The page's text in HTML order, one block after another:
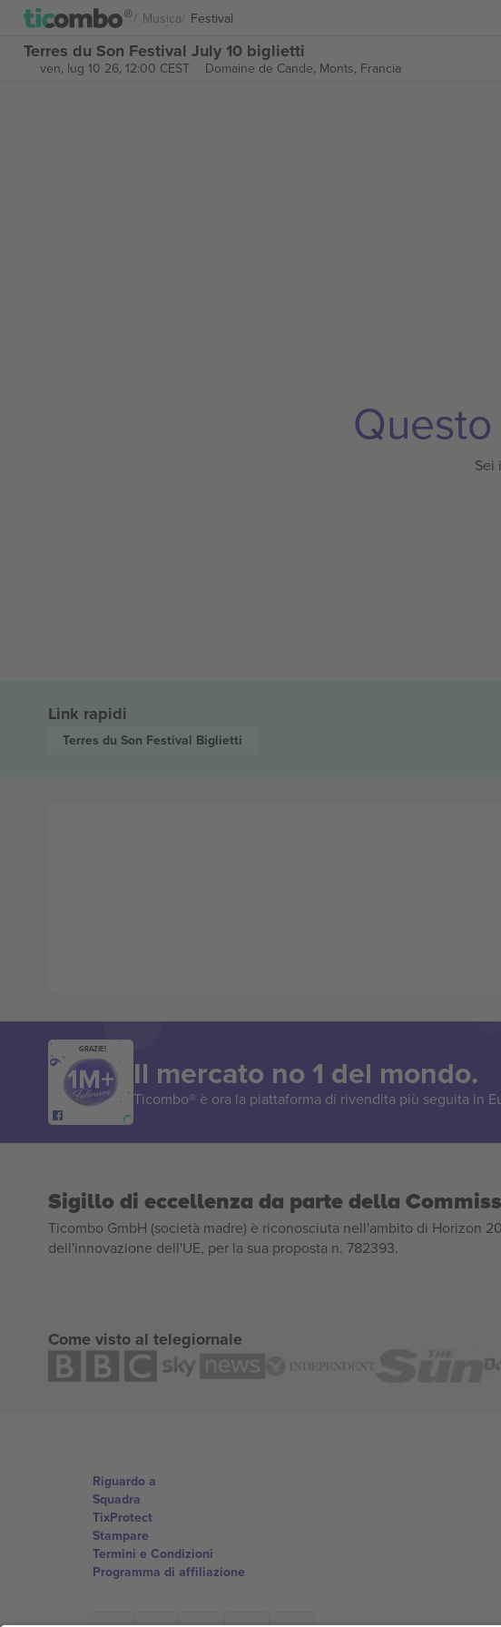
Musica Festival
Terres du Son Festival July 10 biglietti
ven, lug 10 26, 12:00 CEST Domaine de Cande, Monts, Francia
Sei
Link rapidi
Terres du Son Festival Biglietti
GRAZIE!
Il mercato no 1 del mondo.
Ticombo® è ora la piattaforma di rivendita più seguita in
Sigillo di eccellenza da parte della
Ticombo GmbH (società madre) è riconosciuta nell'ambito di Horizon
dell'innovazione dell'UE, per la sua proposta n. 782393.
Come visto al telegiornale
Riguardo a
Squadra
TixProtect
Stampare
Termini e Condizioni
Programma di affiliazione